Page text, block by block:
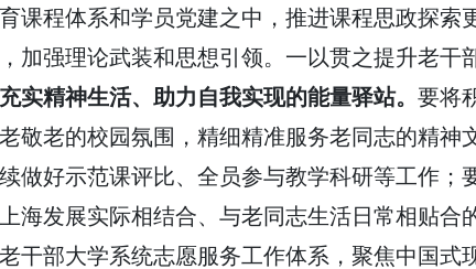
课程体系和学员党建之中，推进课程思政探索
加强理论武装和思想引领。一以贯之提升老干
实精神生活、助力自我实现的能量驿站。 要将
敬老的校园氛围，精细精准服务老同志的精神
做好示范课评比、全员参与教学科研等工作；
海发展实际相结合、与老同志生活日常相贴合
干部大学系统志愿服务工作体系，聚焦中国式